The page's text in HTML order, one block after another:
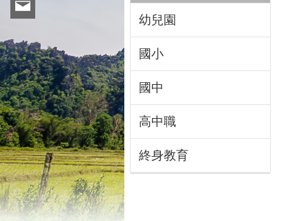
幼兒園
國小
國中
高中職
終身教育